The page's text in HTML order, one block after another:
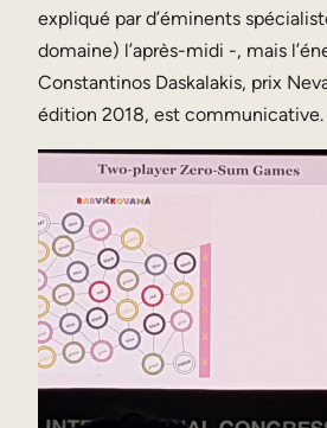
expliqué par d’éminents
domaine) l’après-midi -, mais
Constantinos Daskalakis, prix
édition 2018, est communicative.